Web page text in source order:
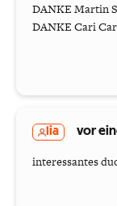
DANKE Martin
DANKE Cari
lia vor
interessantes